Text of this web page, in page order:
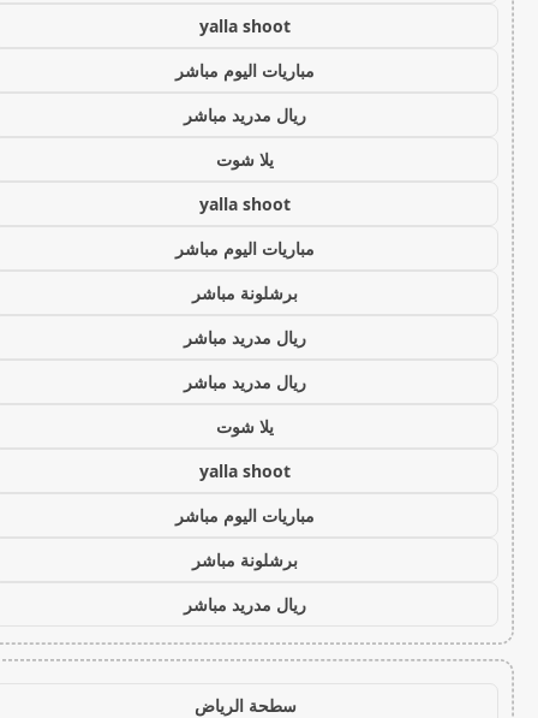
yalla shoot
مباريات اليوم مباشر
ريال مدريد مباشر
يلا شوت
yalla shoot
مباريات اليوم مباشر
برشلونة مباشر
ريال مدريد مباشر
ريال مدريد مباشر
يلا شوت
yalla shoot
مباريات اليوم مباشر
برشلونة مباشر
ريال مدريد مباشر
سطحة الرياض